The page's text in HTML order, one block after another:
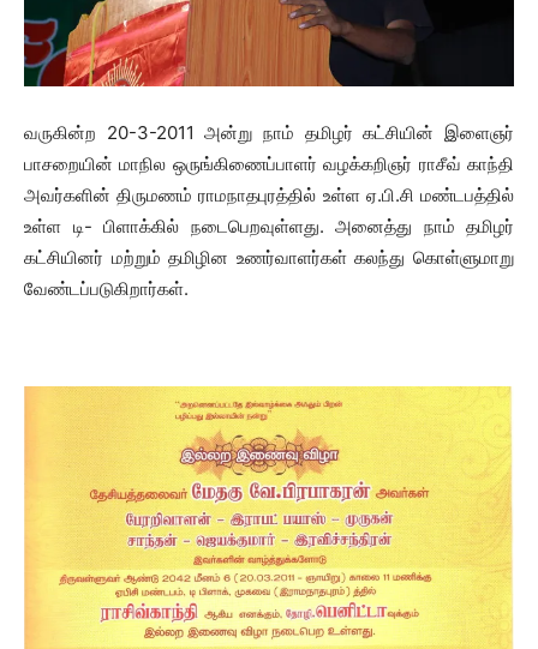
வருகின்ற 20-3-2011 அன்று நாம் தமிழர் கட்சியின் இளைஞர்
பாசறையின் மாநில ஒருங்கிணைப்பாளர் வழக்கறிஞர் ராசீவ் காந்தி
அவர்களின் திருமணம் ராமநாதபுரத்தில் உள்ள ஏ.பி.சி மண்டபத்தில்
உள்ள டி- பிளாக்கில் நடைபெறவுள்ளது. அனைத்து நாம் தமிழர்
கட்சியினர் மற்றும் தமிழின உணர்வாளர்கள் கலந்து கொள்ளுமாறு
வேண்டப்படுகிறார்கள்.